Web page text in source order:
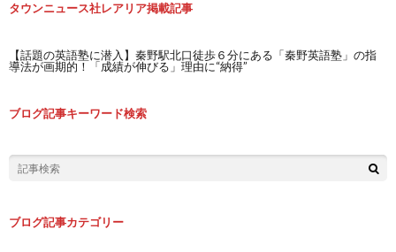
タウンニュース社レアリア掲載記事
【話題の英語塾に潜入】秦野駅北口徒歩６分にある「秦野英語塾」の指
導法が画期的！「成績が伸びる」理由に“納得”
ブログ記事キーワード検索
ブログ記事カテゴリー